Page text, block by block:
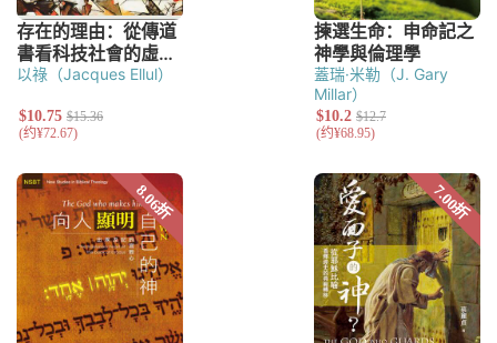
以祿（Jacques Ellul）
蓋瑞·米勒（J. Gary
Millar）